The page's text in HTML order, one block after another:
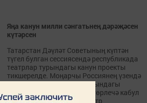
Яңа канун милли сәнгатьнең дәрәҗәсен
күтәрсен
Татарстан Дәүләт Советының күптән
түгел булган сессиясендә республикада
театрлар турындагы канун проекты
тикшерелде. Моңарчы Россиянең үзендә
дә булмаган яңа канун турындагы
хәбәрне сәнгать әһелләре төрлечә кабул
итте. Бу канун проекты театр